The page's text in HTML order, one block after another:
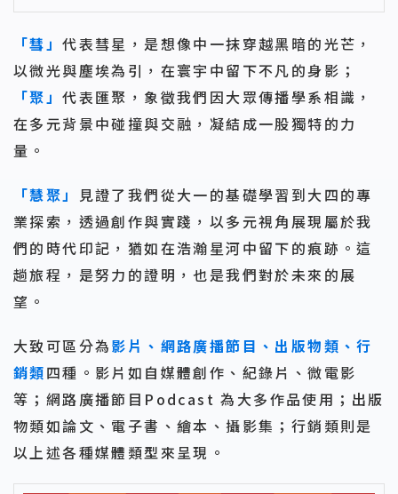
「彗」代表彗星，是想像中一抹穿越黑暗的光芒，
以微光與塵埃為引，在寰宇中留下不凡的身影；
「聚」代表匯聚，象徵我們因大眾傳播學系相識，
在多元背景中碰撞與交融，凝結成一股獨特的力
量。
「慧聚」 見證了我們從大一的基礎學習到大四的專
業探索，透過創作與實踐，以多元視角展現屬於我
們的時代印記，猶如在浩瀚星河中留下的痕跡。這
趟旅程，是努力的證明，也是我們對於未來的展
望。
大致可區分為影片、網路廣播節目、出版物類、行
銷類四種。影片如自媒體創作、紀錄片、微電影
等；網路廣播節目Podcast 為大多作品使用；出版
物類如論文、電子書、繪本、攝影集；行銷類則是
以上述各種媒體類型來呈現。